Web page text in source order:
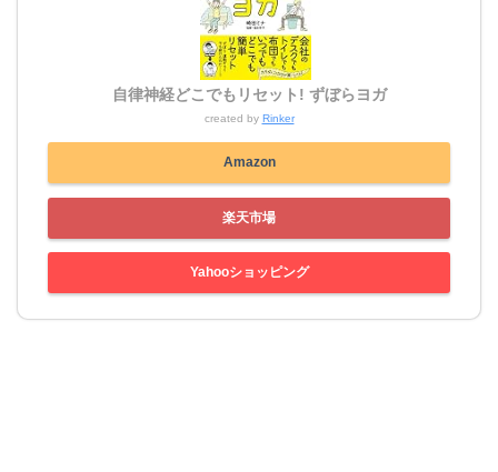
自律神経どこでもリセット! ずぼらヨガ
created by Rinker
Amazon
楽天市場
Yahooショッピング